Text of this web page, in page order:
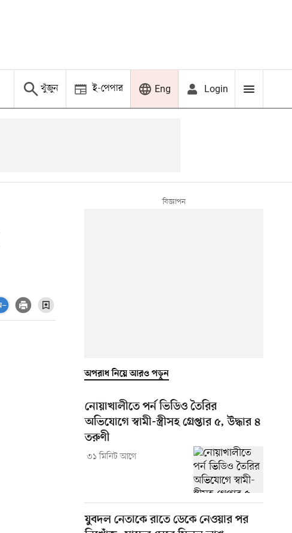
খুঁজুন ই-পেপার Eng Login
অপরাধ নিয়ে আরও পড়ুন
নোয়াখালীতে পর্ন ভিডিও তৈরির
অভিযোগে স্বামী-স্ত্রীসহ গ্রেপ্তার ৫, উদ্ধার ৪
তরুণী
৩১ মিনিট আগে
যুবদল নেতাকে রাতে ডেকে নেওয়ার পর